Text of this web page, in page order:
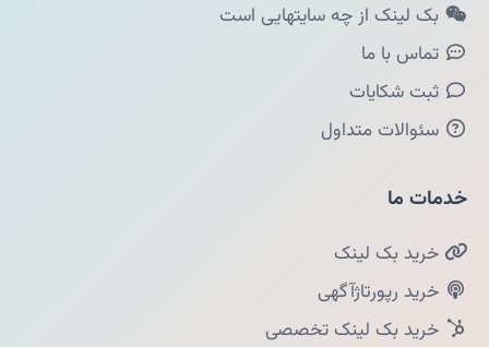
بک لینک از چه سایتهایی است
تماس با ما
ثبت شکایات
سئوالات متداول
خدمات ما
خرید بک لینک
خرید رپورتاژآگهی
خرید بک لینک تخصصی